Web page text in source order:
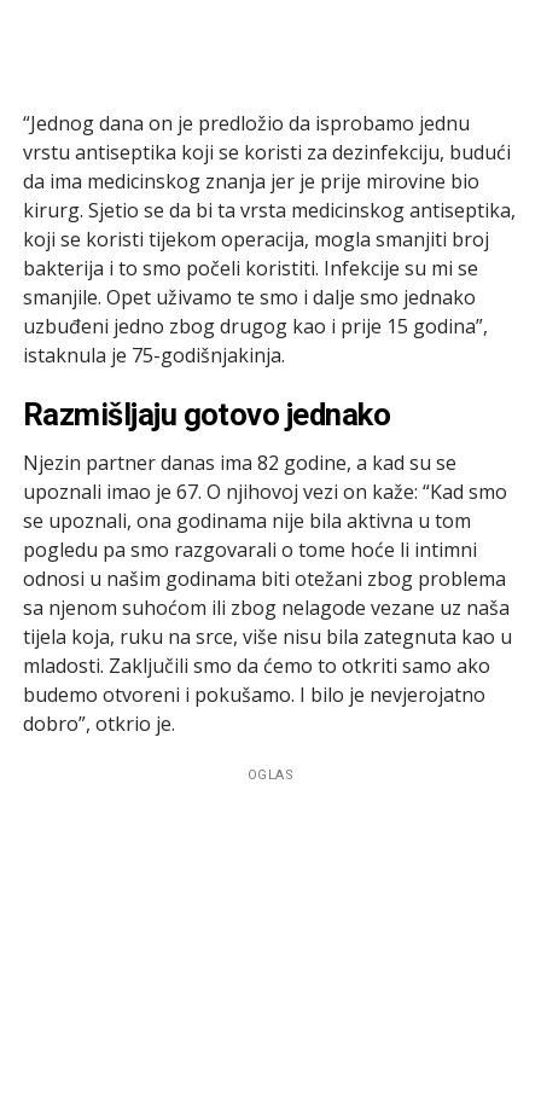
“Jednog dana on je predložio da isprobamo jednu
vrstu antiseptika koji se koristi za dezinfekciju, budući
da ima medicinskog znanja jer je prije mirovine bio
kirurg. Sjetio se da bi ta vrsta medicinskog antiseptika,
koji se koristi tijekom operacija, mogla smanjiti broj
bakterija i to smo počeli koristiti. Infekcije su mi se
smanjile. Opet uživamo te smo i dalje smo jednako
uzbuđeni jedno zbog drugog kao i prije 15 godina”,
istaknula je 75-godišnjakinja.
Razmišljaju gotovo jednako
Njezin partner danas ima 82 godine, a kad su se
upoznali imao je 67. O njihovoj vezi on kaže: “Kad smo
se upoznali, ona godinama nije bila aktivna u tom
pogledu pa smo razgovarali o tome hoće li intimni
odnosi u našim godinama biti otežani zbog problema
sa njenom suhoćom ili zbog nelagode vezane uz naša
tijela koja, ruku na srce, više nisu bila zategnuta kao u
mladosti. Zaključili smo da ćemo to otkriti samo ako
budemo otvoreni i pokušamo. I bilo je nevjerojatno
dobro”, otkrio je.
OGLAS